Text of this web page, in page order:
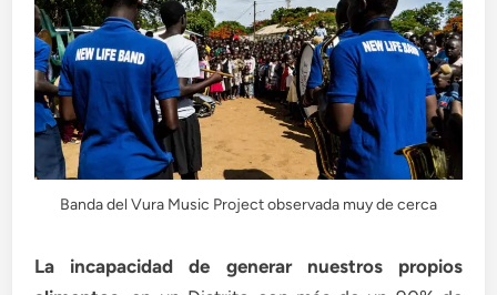
Banda del Vura Music Project observada muy de cerca
La incapacidad de generar nuestros propios